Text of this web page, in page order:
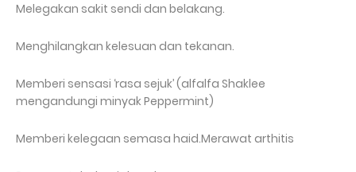
Melegakan sakit sendi dan belakang.
Menghilangkan kelesuan dan tekanan.
Memberi sensasi ‘rasa sejuk’ (alfalfa Shaklee
mengandungi minyak Peppermint)
Memberi kelegaan semasa haid.Merawat arthitis